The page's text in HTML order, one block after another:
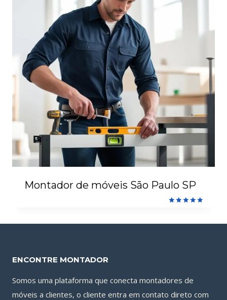
Montador de móveis São Paulo SP
de 5
ENCONTRE MONTADOR
Somos uma plataforma que conecta montadores de
móveis a clientes, o cliente entra em contato direto com